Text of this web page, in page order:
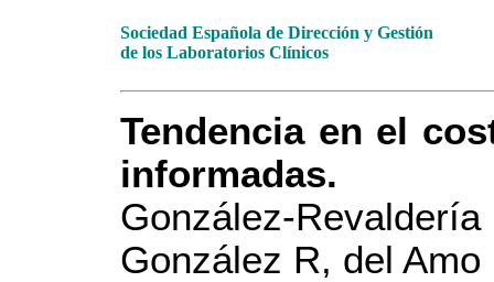
Sociedad Española de Dirección y Gestión
de los Laboratorios Clínicos
Tendencia en el
informadas.
González-
González R, del